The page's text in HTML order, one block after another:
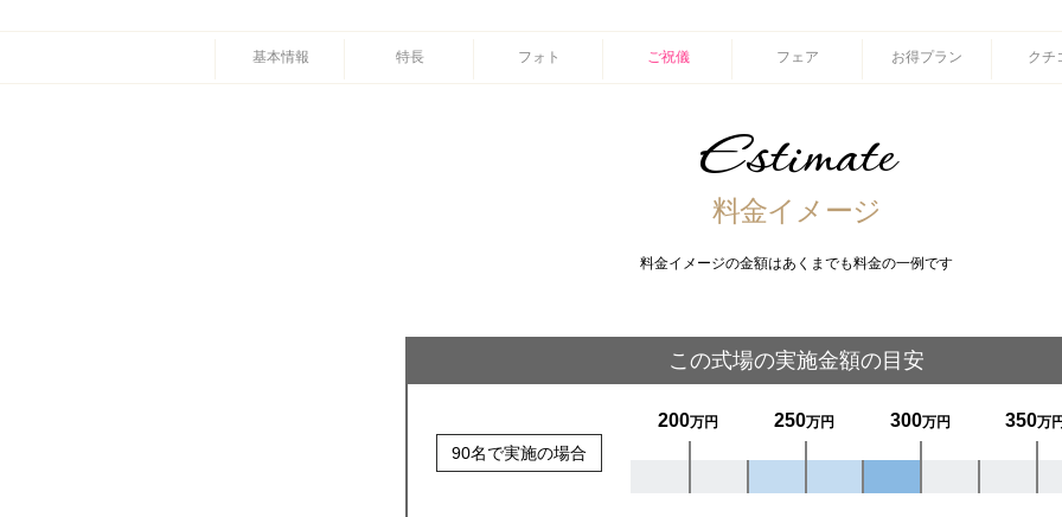
基本情報 特長 フォト ご祝儀 フェア お得プラン クチ
Estimate
料金イメージ
料金イメージの金額はあくまでも料金の一例です
この式場の実施金額の目安
90名で実施の場合
200万円 250万円 300万円 350万円